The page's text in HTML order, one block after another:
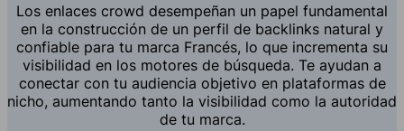
Los enlaces crowd desempeñan un papel fundamental
en la construcción de un perfil de backlinks natural y
confiable para tu marca Francés, lo que incrementa su
visibilidad en los motores de búsqueda. Te ayudan a
conectar con tu audiencia objetivo en plataformas de
nicho, aumentando tanto la visibilidad como la autoridad
de tu marca.